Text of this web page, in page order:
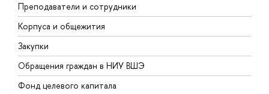
Преподаватели и сотрудники
Корпуса и общежития
Закупки
Обращения граждан в НИУ ВШЭ
Фонд целевого капитала